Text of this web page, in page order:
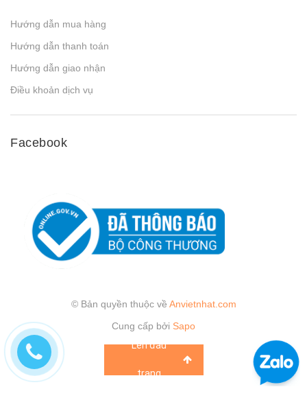
Hướng dẫn mua hàng
Hướng dẫn thanh toán
Hướng dẫn giao nhận
Điều khoản dịch vụ
Facebook
© Bản quyền thuộc về Anvietnhat.com
Cung cấp bởi Sapo
Lên đầu
trang